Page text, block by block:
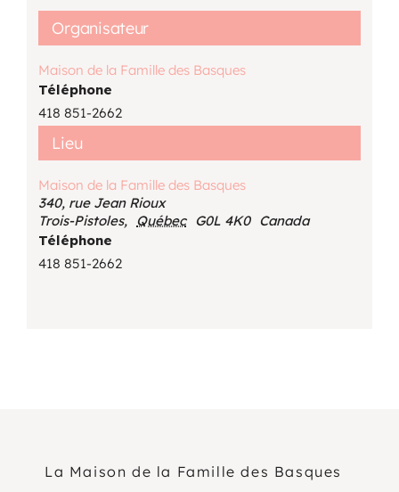
Lieu
Maison de la Famille des Basques
340, rue Jean Rioux
Trois-Pistoles, Québec G0L 4K0 Canada
Téléphone
418 851-2662
Organisateur
Maison de la Famille des Basques
Téléphone
418 851-2662
La Maison de la Famille des Basques